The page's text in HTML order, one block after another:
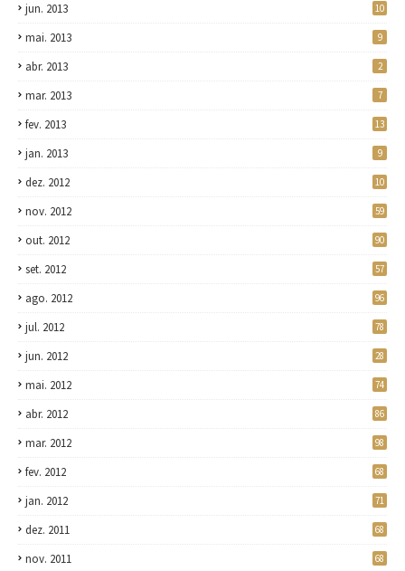
jun. 2013 10
mai. 2013 9
abr. 2013 2
mar. 2013 7
fev. 2013 13
jan. 2013 9
dez. 2012 10
nov. 2012 59
out. 2012 90
set. 2012 57
ago. 2012 96
jul. 2012 78
jun. 2012 28
mai. 2012 74
abr. 2012 86
mar. 2012 98
fev. 2012 68
jan. 2012 71
dez. 2011 68
nov. 2011 68